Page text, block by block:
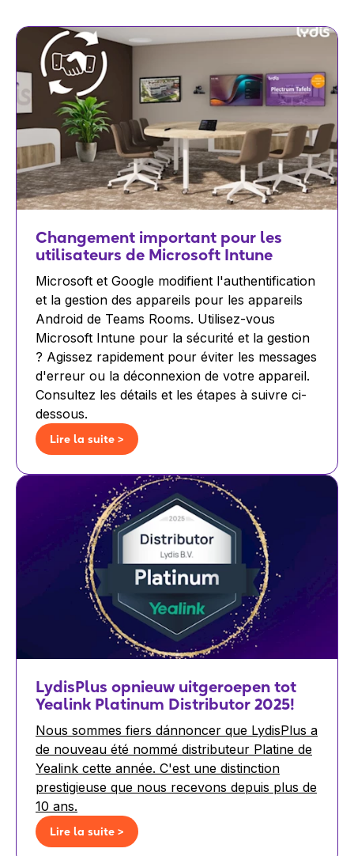
Changement important pour les
utilisateurs de Microsoft Intune
Microsoft et Google modifient l'authentification
et la gestion des appareils pour les appareils
Android de Teams Rooms. Utilisez-vous
Microsoft Intune pour la sécurité et la gestion
? Agissez rapidement pour éviter les messages
d'erreur ou la déconnexion de votre appareil.
Consultez les détails et les étapes à suivre ci-
dessous.
Lire la suite >
LydisPlus opnieuw uitgeroepen tot
Yealink Platinum Distributor 2025!
Nous sommes fiers dánnoncer que LydisPlus a
de nouveau été nommé distributeur Platine de
Yealink cette année. C'est une distinction
prestigieuse que nous recevons depuis plus de
10 ans.
Lire la suite >